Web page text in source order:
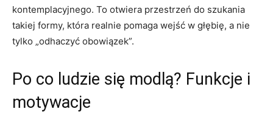
kontemplacyjnego. To otwiera przestrzeń do szukania
takiej formy, która realnie pomaga wejść w głębię, a nie
tylko „odhaczyć obowiązek”.
Po co ludzie się modlą? Funkcje i
motywacje